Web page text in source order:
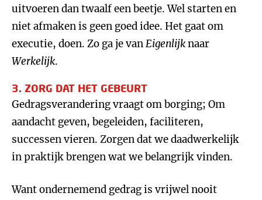
uitvoeren dan twaalf een beetje. Wel starten en
niet afmaken is geen goed idee. Het gaat om
executie, doen. Zo ga je vanEigenlijknaar
Werkelijk.
3. ZORG DAT HET GEBEURT
Gedragsverandering vraagt om borging; Om
aandacht geven, begeleiden, faciliteren,
successen vieren. Zorgen dat we daadwerkelijk
in praktijk brengen wat we belangrijk vinden.
Want ondernemend gedrag is vrijwel nooit